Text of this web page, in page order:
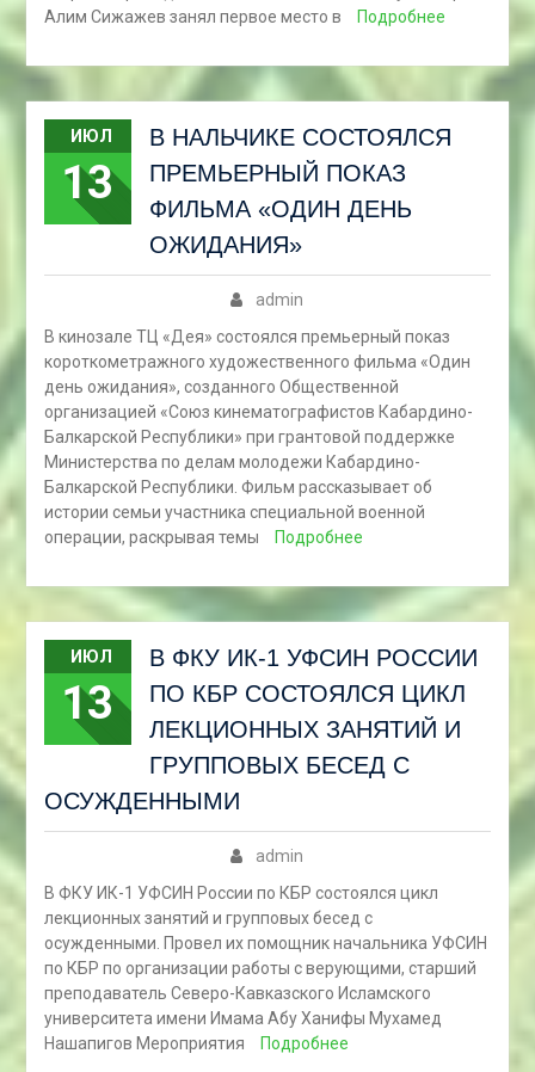
Алим Сижажев занял первое место в
Подробнее
ИЮЛ
13
В НАЛЬЧИКЕ СОСТОЯЛСЯ
ПРЕМЬЕРНЫЙ ПОКАЗ
ФИЛЬМА «ОДИН ДЕНЬ
ОЖИДАНИЯ»
admin
В кинозале ТЦ «Дея» состоялся премьерный показ
короткометражного художественного фильма «Один
день ожидания», созданного Общественной
организацией «Союз кинематографистов Кабардино-
Балкарской Республики» при грантовой поддержке
Министерства по делам молодежи Кабардино-
Балкарской Республики. Фильм рассказывает об
истории семьи участника специальной военной
операции, раскрывая темы
Подробнее
ИЮЛ
13
В ФКУ ИК-1 УФСИН РОССИИ
ПО КБР СОСТОЯЛСЯ ЦИКЛ
ЛЕКЦИОННЫХ ЗАНЯТИЙ И
ГРУППОВЫХ БЕСЕД С
ОСУЖДЕННЫМИ
admin
В ФКУ ИК-1 УФСИН России по КБР состоялся цикл
лекционных занятий и групповых бесед с
осужденными. Провел их помощник начальника УФСИН
по КБР по организации работы с верующими, старший
преподаватель Северо-Кавказского Исламского
университета имени Имама Абу Ханифы Мухамед
Нашапигов Мероприятия
Подробнее